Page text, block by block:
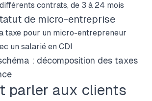
contrats, de 3 à 24 mois
de micro-entreprise
taxe pour un micro-entrepreneur
un salarié en CDI
: décomposition des taxes
parler aux clients